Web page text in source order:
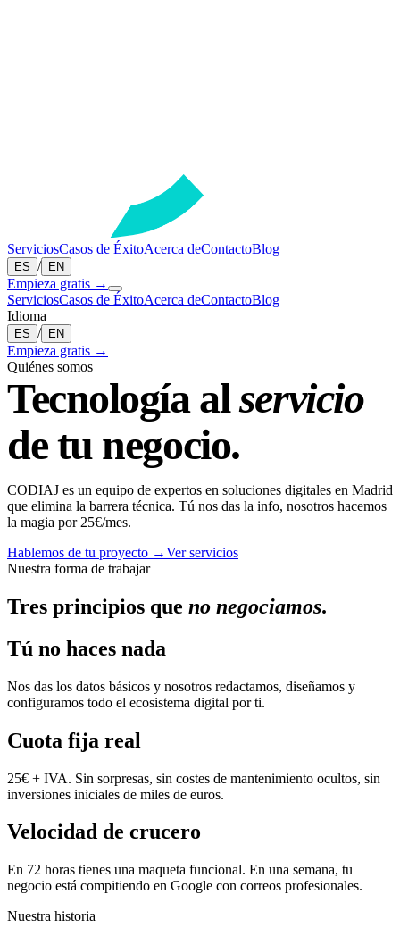
ServiciosCasos de ÉxitoAcerca deContactoBlog
ES / EN
Empieza gratis →
ServiciosCasos de ÉxitoAcerca deContactoBlog
Idioma
ES / EN
Empieza gratis →
Quiénes somos
Tecnología alservicio
de tu negocio.
CODIAJ es un equipo de expertos en soluciones digitales en Madrid
que elimina la barrera técnica. Tú nos das la info, nosotros hacemos
la magia por 25€/mes.
Hablemos de tu proyecto →Ver servicios
Nuestra forma de trabajar
Tres principios que no negociamos.
Tú no haces nada
Nos das los datos básicos y nosotros redactamos, diseñamos y
configuramos todo el ecosistema digital por ti.
Cuota fija real
25€ + IVA. Sin sorpresas, sin costes de mantenimiento ocultos, sin
inversiones iniciales de miles de euros.
Velocidad de crucero
En 72 horas tienes una maqueta funcional. En una semana, tu
negocio está compitiendo en Google con correos profesionales.
Nuestra historia